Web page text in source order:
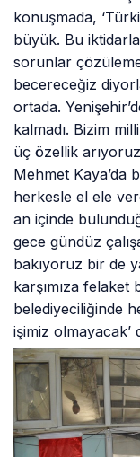
konuşmada,
büyük. Bu
sorunlar
becereceğiz
ortada.
kalmadı. Bizim
üç özellik
Mehmet Kaya’da
herkesle el ele
an içinde
gece gündüz
bakıyoruz bir de
karşımıza felaket
belediyeciliğinde
işimiz olmayacak’